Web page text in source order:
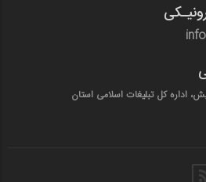
اداره کل تبلیغات اسلامی استان